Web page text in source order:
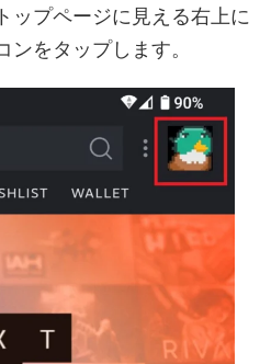
ップページに見える右上に
をタップします。